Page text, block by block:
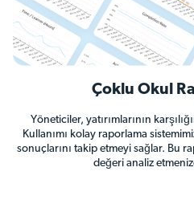
Çoklu Okul
Yöneticiler, yatırımlarının
Kullanımı kolay raporlama
sonuçlarını takip etmeyi sağlar. Bu
değeri analiz